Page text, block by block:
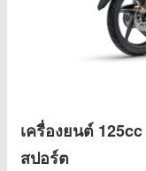
เครื่องยนต์
สปอร์ต